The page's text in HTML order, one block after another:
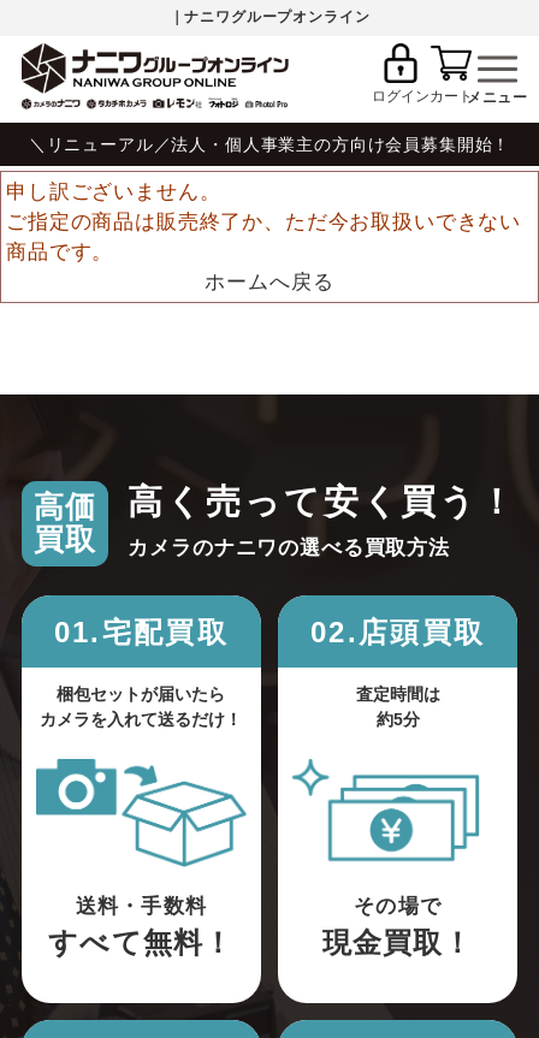
｜ナニワグループオンライン
ログインカート
＼リニューアル／法人・個人事業主の方向け会員募集開始！
申し訳ございません。
ご指定の商品は販売終了か、ただ今お取扱いできない
商品です。
ホームへ戻る
高価
買取
高く売って安く買う！
カメラのナニワの選べる買取方法
01.宅配買取
梱包セットが届いたら
カメラを入れて送るだけ！
送料・手数料
すべて無料！
02.店頭買取
査定時間は
約5分
その場で
現金買取！